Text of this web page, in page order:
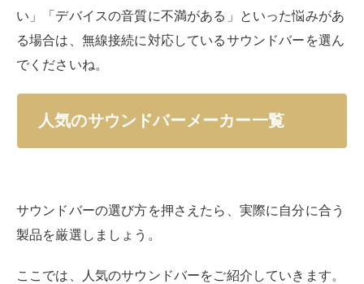
い」「デバイスの音質に不満がある」といった悩みがあ
る場合は、無線接続に対応しているサウンドバーを選ん
でくださいね。
人気のサウンドバーメーカー一覧
サウンドバーの選び方を押さえたら、実際に自分に合う
製品を厳選しましょう。
ここでは、人気のサウンドバーをご紹介していきます。